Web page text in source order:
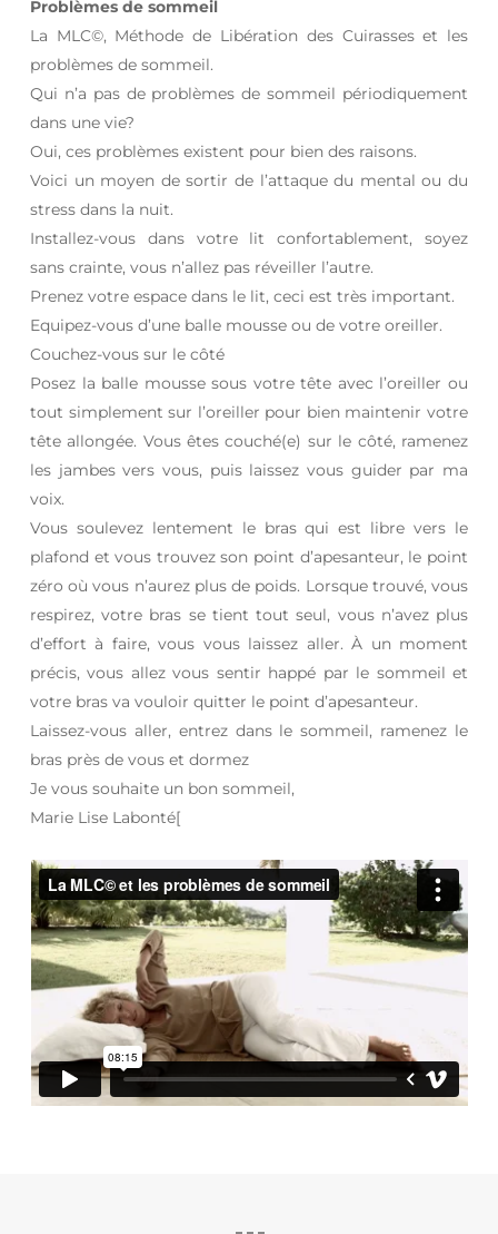
Problèmes de sommeil
La MLC©, Méthode de Libération des Cuirasses et les
problèmes de sommeil.
Qui n’a pas de problèmes de sommeil périodiquement
dans une vie?
Oui, ces problèmes existent pour bien des raisons.
Voici un moyen de sortir de l’attaque du mental ou du
stress dans la nuit.
Installez-vous dans votre lit confortablement, soyez
sans crainte, vous n’allez pas réveiller l’autre.
Prenez votre espace dans le lit, ceci est très important.
Equipez-vous d’une balle mousse ou de votre oreiller.
Couchez-vous sur le côté
Posez la balle mousse sous votre tête avec l’oreiller ou
tout simplement sur l’oreiller pour bien maintenir votre
tête allongée. Vous êtes couché(e) sur le côté, ramenez
les jambes vers vous, puis laissez vous guider par ma
voix.
Vous soulevez lentement le bras qui est libre vers le
plafond et vous trouvez son point d’apesanteur, le point
zéro où vous n’aurez plus de poids. Lorsque trouvé, vous
respirez, votre bras se tient tout seul, vous n’avez plus
d’effort à faire, vous vous laissez aller. À un moment
précis, vous allez vous sentir happé par le sommeil et
votre bras va vouloir quitter le point d’apesanteur.
Laissez-vous aller, entrez dans le sommeil, ramenez le
bras près de vous et dormez
Je vous souhaite un bon sommeil,
Marie Lise Labonté[